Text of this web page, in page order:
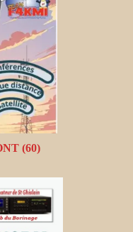
(60)